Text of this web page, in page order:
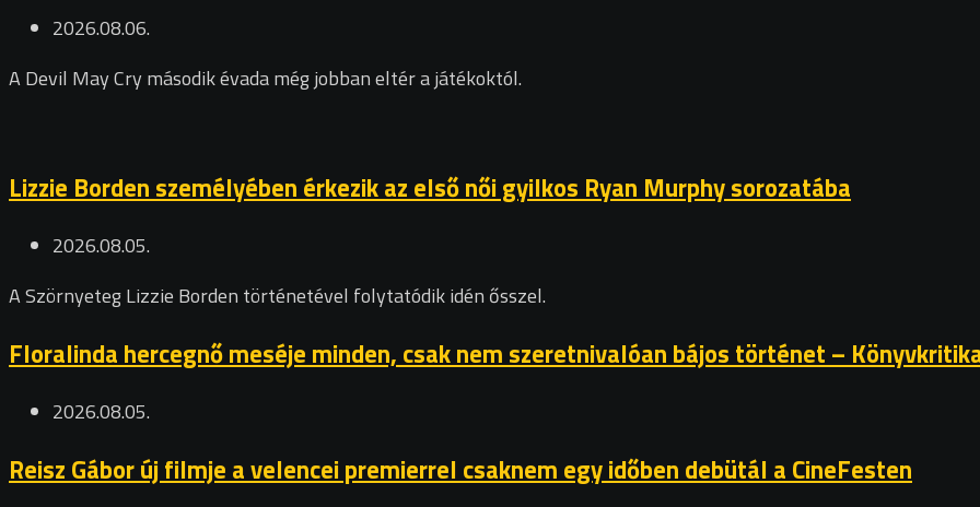
2026.08.06.
A Devil May Cry második évada még jobban eltér a játékoktól.
Lizzie Borden személyében érkezik az első női gyilkos Ryan Murphy sorozatába
2026.08.05.
A Szörnyeteg Lizzie Borden történetével folytatódik idén ősszel.
Floralinda hercegnő meséje minden, csak nem szeretnivalóan bájos történet –
2026.08.05.
Reisz Gábor új filmje a velencei premierrel csaknem egy időben debütál a CineFesten